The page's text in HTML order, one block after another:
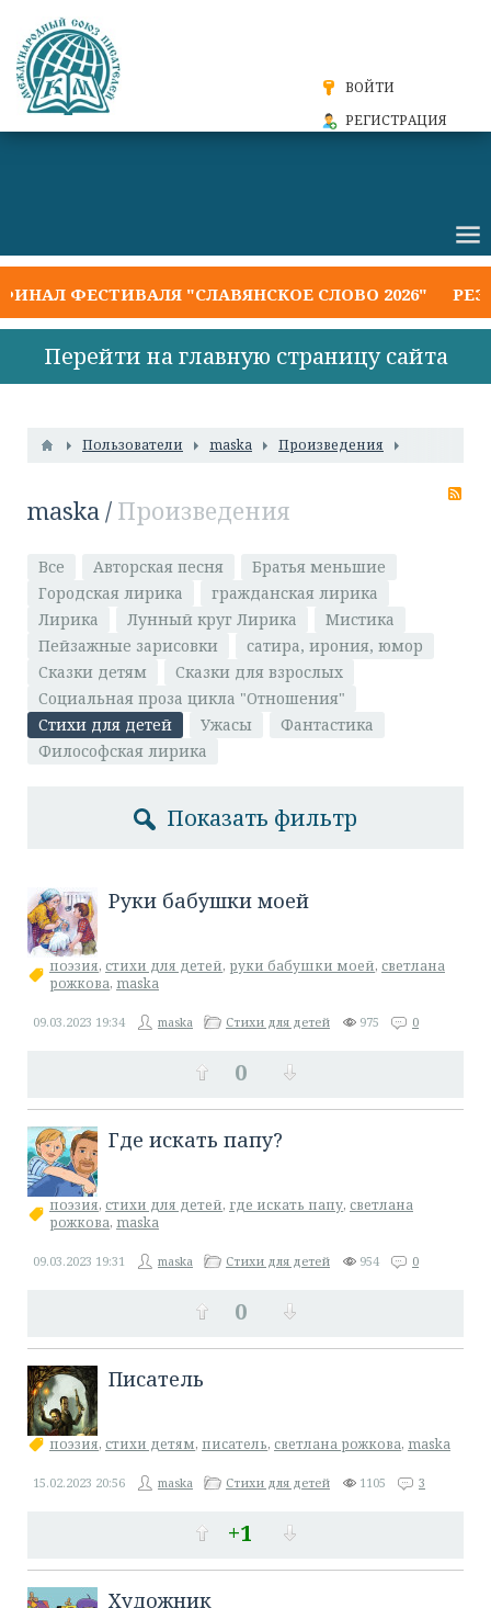
ВОЙТИ
РЕГИСТРАЦИЯ
"СЛАВЯНСКОЕ СЛОВО 2026"
Перейти на главную страницу сайта
Пользователи maska Произведения
maska/ Произведения
Все Авторская песня
Братья меньшие
Городская лирика
гражданская лирика
Лирика
Лунный круг Лирика
Мистика
Пейзажные зарисовки
сатира, ирония, юмор
Сказки детям
Сказки для взрослых
Социальная проза цикла "Отношения"
Стихи для детей
Ужасы
Фантастика
Философская лирика
Показать фильтр
​Руки бабушки моей
поэзия, стихи для детей, руки бабушки моей, светлана
рожкова, maska
0
09.03.2023 19:34 maska Стихи для детей 975 0
​Где искать папу?
поэзия, стихи для детей, где искать папу, светлана
рожкова, maska
0
09.03.2023 19:31 maska Стихи для детей 954 0
Писатель
поэзия, стихи детям, писатель, светлана рожкова, maska
+1
15.02.2023 20:56 maska Стихи для детей 1105 3
Художник